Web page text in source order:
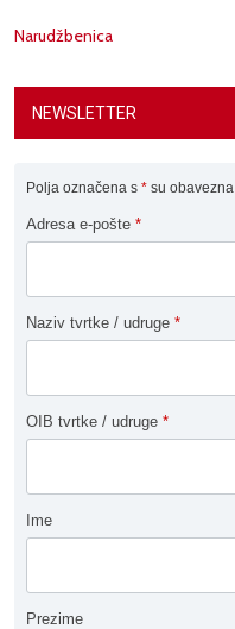
Narudžbenica
NEWSLETTER
Polja označena s * su obavezna
Adresa e-pošte *
Naziv tvrtke / udruge *
OIB tvrtke / udruge *
Ime
Prezime